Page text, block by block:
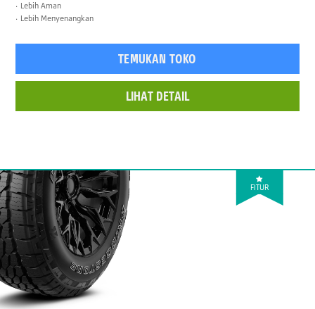
Lebih Aman
Lebih Menyenangkan
TEMUKAN TOKO
LIHAT DETAIL
FITUR